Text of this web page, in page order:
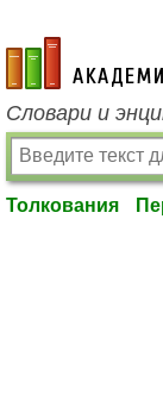
academic.ru
Словари и
Толкования